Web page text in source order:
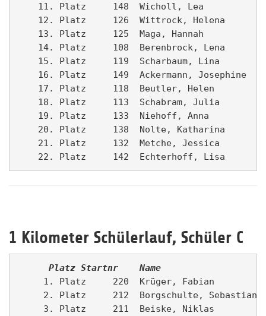
11. Platz     148  Wicholl, Lea
12. Platz     126  Wittrock, Helena
13. Platz     125  Maga, Hannah
14. Platz     108  Berenbrock, Lena
15. Platz     119  Scharbaum, Lina
16. Platz     149  Ackermann, Josephine
17. Platz     118  Beutler, Helen
18. Platz     113  Schabram, Julia
19. Platz     133  Niehoff, Anna
20. Platz     138  Nolte, Katharina
21. Platz     132  Metche, Jessica
1 Kilometer Schülerlauf, Schüler C
      Platz
Startnr
1. Platz     220  Krüger, Fabian
2. Platz     212  Borgschulte, Sebastian
3. Platz     211  Beiske, Niklas